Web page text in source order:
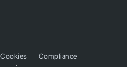
Cookies Compliance